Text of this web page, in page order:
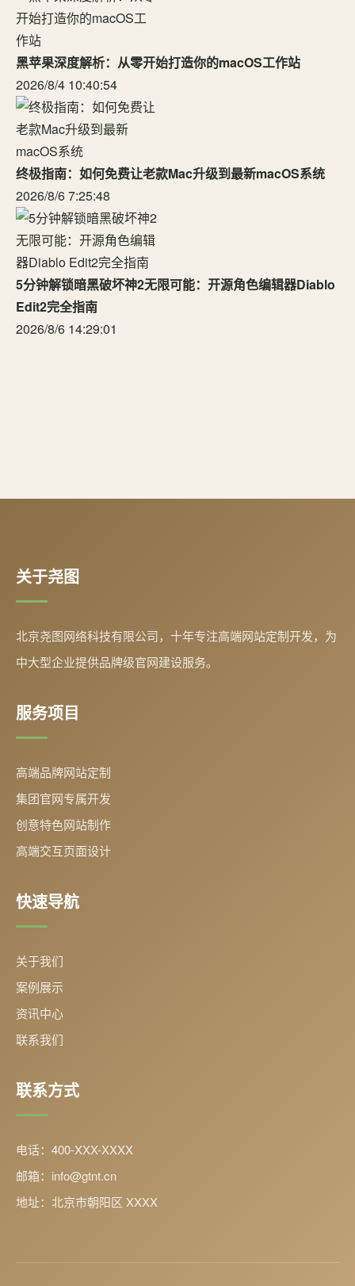
黑苹果深度解析：从零开始打造你的macOS工作站
2026/8/4 10:40:54
终极指南：如何免费让老款Mac升级到最新macOS系统
2026/8/6 7:25:48
5分钟解锁暗黑破坏神2无限可能：开源角色编辑器Diablo
Edit2完全指南
2026/8/6 14:29:01
关于尧图
北京尧图网络科技有限公司，十年专注高端网站定制开发，为
中大型企业提供品牌级官网建设服务。
服务项目
高端品牌网站定制
集团官网专属开发
创意特色网站制作
高端交互页面设计
快速导航
关于我们
案例展示
资讯中心
联系我们
联系方式
电话：400-XXX-XXXX
邮箱：info@gtnt.cn
地址：北京市朝阳区 XXXX